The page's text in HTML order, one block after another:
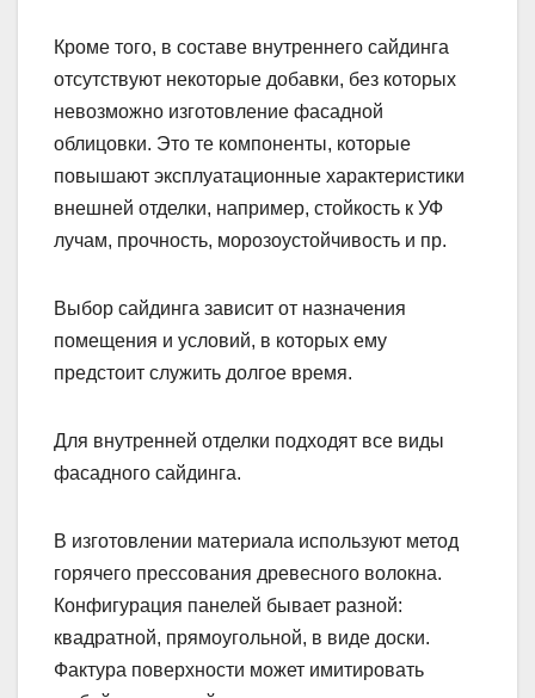
Кроме того, в составе внутреннего сайдинга
отсутствуют некоторые добавки, без которых
невозможно изготовление фасадной
облицовки. Это те компоненты, которые
повышают эксплуатационные характеристики
внешней отделки, например, стойкость к УФ
лучам, прочность, морозоустойчивость и пр.
Выбор сайдинга зависит от назначения
помещения и условий, в которых ему
предстоит служить долгое время.
Для внутренней отделки подходят все виды
фасадного сайдинга.
В изготовлении материала используют метод
горячего прессования древесного волокна.
Конфигурация панелей бывает разной:
квадратной, прямоугольной, в виде доски.
Фактура поверхности может имитировать